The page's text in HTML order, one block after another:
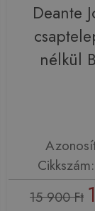
Deante
nélkül
15 900 Ft